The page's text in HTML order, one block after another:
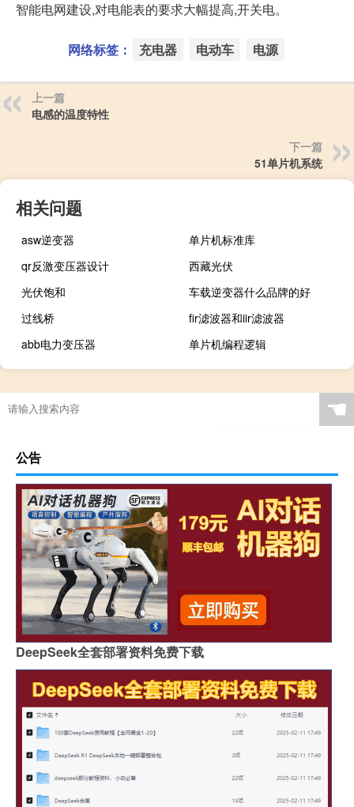
智能电网建设,对电能表的要求大幅提高,开关电。
网络标签： 充电器 电动车 电源
上一篇
电感的温度特性
下一篇
51单片机系统
相关问题
asw逆变器
单片机标准库
qr反激变压器设计
西藏光伏
光伏饱和
车载逆变器什么品牌的好
过线桥
fir滤波器和iir滤波器
abb电力变压器
单片机编程逻辑
☚
公告
DeepSeek全套部署资料免费下载